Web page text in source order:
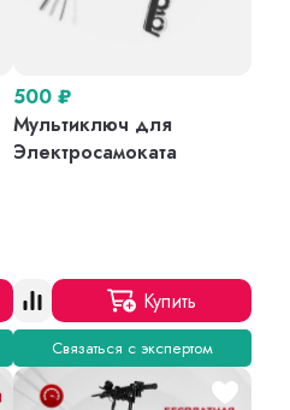
500 ₽
Мультиключ для
Электросамоката
Купить
Связаться с экспертом